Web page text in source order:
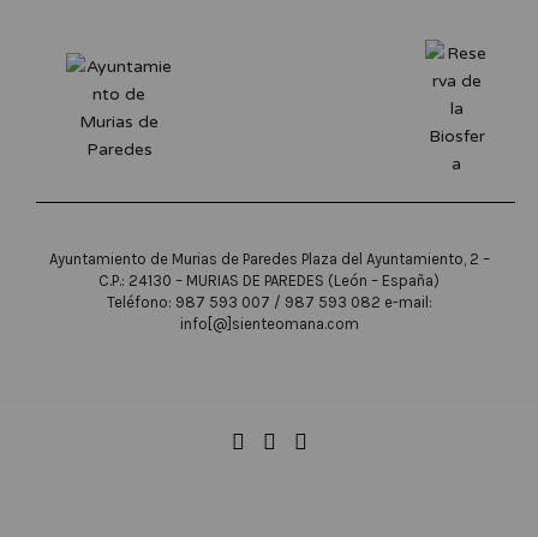
Ayuntamiento de Murias de Paredes Plaza del Ayuntamiento, 2 –
C.P.: 24130 – MURIAS DE PAREDES (León – España)
Teléfono: 987 593 007 / 987 593 082 e-mail:
info[@]sienteomana.com